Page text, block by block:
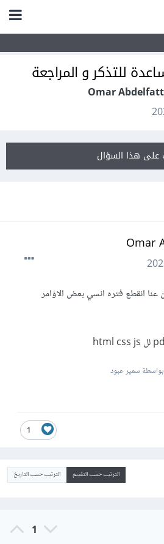
للتذكر و المراجعة
على هذا السؤال
Omar
انقطع فتره انسي بعض الاؤامر
سمير عبود
1
الترتيب حسب التقييم الترتيب حسب التاريخ
1